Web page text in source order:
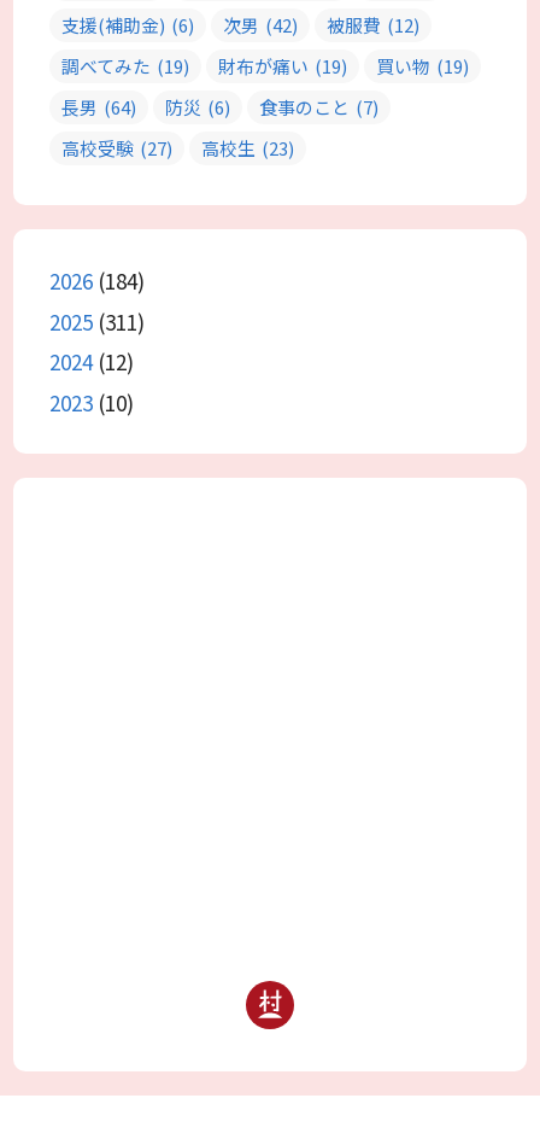
支援(補助金) (6) 次男 (42) 被服費 (12)
調べてみた (19) 財布が痛い (19) 買い物 (19)
長男 (64) 防災 (6) 食事のこと (7)
高校受験 (27) 高校生 (23)
2026 (184)
2025 (311)
2024(12)
2023 (10)